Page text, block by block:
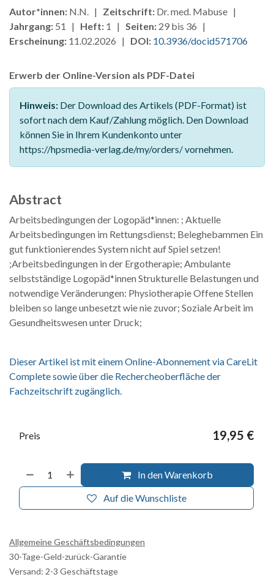
Autor*innen: N.N. | Zeitschrift: Dr. med. Mabuse |
Jahrgang: 51 | Heft: 1 | Seiten: 29 bis 36 |
Erscheinung: 11.02.2026 | DOI: 10.3936/docid571706
Erwerb der Online-Version als PDF-Datei
Hinweis: Der Download des Artikels (PDF-Format) ist
sofort nach dem Kauf/Zahlung möglich. Den Download
können Sie in Ihrem Kundenkonto unter
https://hpsmedia-verlag.de/my/orders/ vornehmen.
Abstract
Arbeitsbedingungen der Logopäd*innen: ; Aktuelle
Arbeitsbedingungen im Rettungsdienst; Beleghebammen Ein
gut funktionierendes System nicht auf Spiel setzen!
;Arbeitsbedingungen in der Ergotherapie; Ambulante
selbstständige Logopäd*innen Strukturelle Belastungen und
notwendige Veränderungen: Physiotherapie Offene Stellen
bleiben so lange unbesetzt wie nie zuvor; Soziale Arbeit im
Gesundheitswesen unter Druck;
Dieser Artikel ist mit einem Online-Abonnement via CareLit
Complete sowie über die Rechercheoberfläche der
Fachzeitschrift zugänglich.
In den Warenkorb
Auf die Wunschliste
Preis 19,95 €
Allgemeine Geschäftsbedingungen
30-Tage-Geld-zurück-Garantie
Versand: 2-3 Geschäftstage